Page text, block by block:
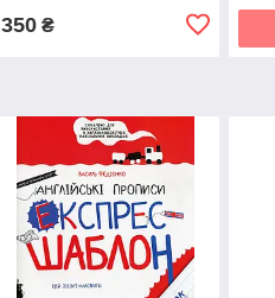
350₴